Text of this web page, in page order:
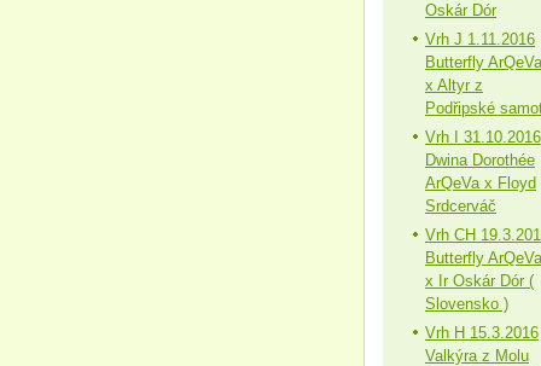
Oskár Dór
Vrh J 1.11.2016
Butterfly ArQeVa
x Altyr z
Podřipské
Vrh I 31.10.2016
Dwina Dorothée
ArQeVa x Floyd
Srdcerváč
Vrh CH
Butterfly ArQeVa
x Ir Oskár Dór (
Slovensko )
Vrh H 15.3.2016
Valkýra z Molu